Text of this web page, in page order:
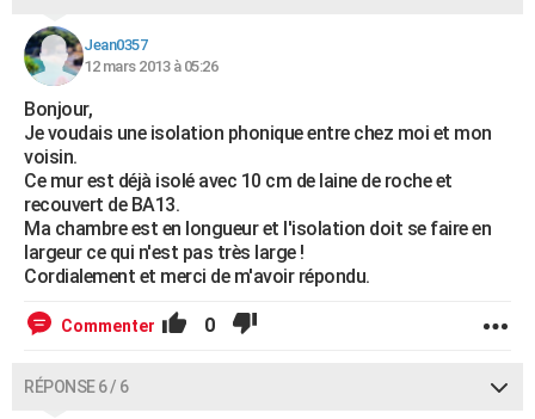
Jean0357
12 mars 2013 à 05:26
Bonjour,
Je voudais une isolation phonique entre chez moi et mon
voisin.
Ce mur est déjà isolé avec 10 cm de laine de roche et
recouvert de BA13.
Ma chambre est en longueur et l'isolation doit se faire en
largeur ce qui n'est pas très large !
Cordialement et merci de m'avoir répondu.
Commenter 0
RÉPONSE 6 / 6